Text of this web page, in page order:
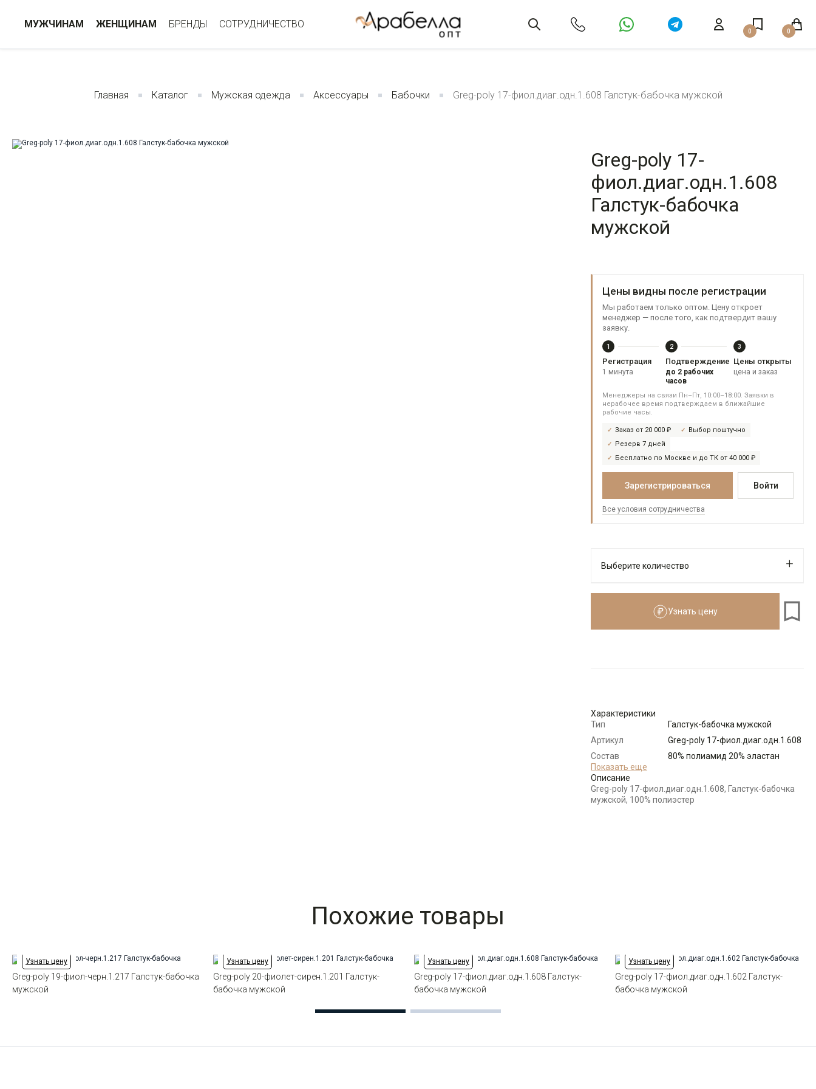
МУЖЧИНАМ ЖЕНЩИНАМ БРЕНДЫ СОТРУДНИЧЕСТВО
0 0
Главная Каталог Мужская одежда Аксессуары Бабочки Greg-poly 17-фиол.диаг.одн.1.608 Галстук-бабочка мужской
Greg-poly 17-
фиол.диаг.одн.1.608
Галстук-бабочка
мужской
Цены видны после регистрации
Мы работаем только оптом. Цену откроет
менеджер — после того, как подтвердит вашу
заявку.
1
Регистрация
1 минута
2
Подтверждение
до 2 рабочих
часов
3
Цены открыты
цена и заказ
Менеджеры на связи Пн–Пт, 10:00–18:00. Заявки в
нерабочее время подтверждаем в ближайшие
рабочие часы.
Заказ от 20 000 ₽
Выбор поштучно
Резерв 7 дней
Бесплатно по Москве и до ТК от 40 000 ₽
Зарегистрироваться Войти
Все условия сотрудничества
Выберите количество
Узнать цену
Характеристики
Тип
Галстук-бабочка мужской
Артикул
Greg-poly 17-фиол.диаг.одн.1.608
Состав
сырья
80% полиамид 20% эластан
Бренд
Цвет
Фиолетовый
Показать еще
Описание
Greg-poly 17-фиол.диаг.одн.1.608, Галстук-бабочка
мужской, 100% полиэстер
Похожие товары
Узнать цену
Greg-poly 19-фиол-черн.1.217 Галстук-бабочка
мужской
Узнать цену
Greg-poly 20-фиолет-сирен.1.201 Галстук-
бабочка мужской
Узнать цену
Greg-poly 17-фиол.диаг.одн.1.608 Галстук-
бабочка мужской
Узнать цену
Greg-poly 17-фиол.диаг.одн.1.602 Галстук-
бабочка мужской